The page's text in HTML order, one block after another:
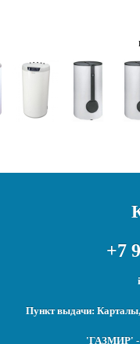
+7
Пункт выдачи:
'ГАЗМИР' -